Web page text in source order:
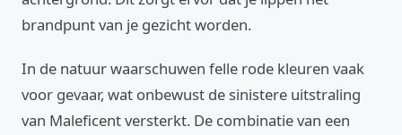
brandpunt van je gezicht worden.
In de natuur waarschuwen felle rode kleuren vaak
voor gevaar, wat onbewust de sinistere uitstraling
van Maleficent versterkt. De combinatie van een